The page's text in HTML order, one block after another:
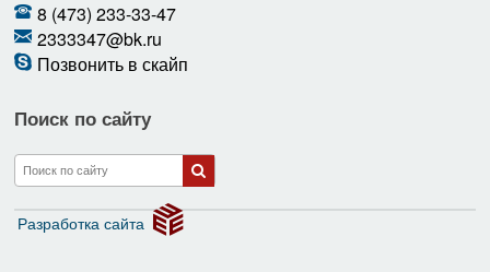
8 (473) 233-33-47
2333347@bk.ru
Позвонить в скайп
Поиск по сайту
Разработка сайта